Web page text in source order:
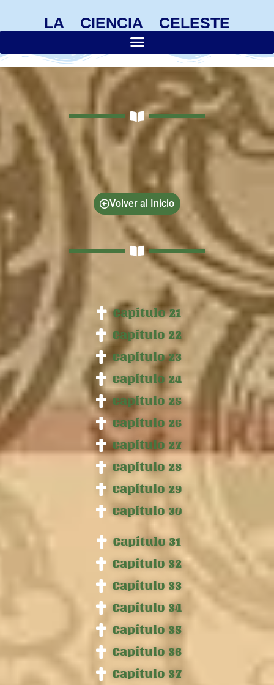
LA CIENCIA CELESTE
Volver al Inicio
Capítulo 21
Capítulo 22
Capítulo 23
Capítulo 24
Capítulo 25
Capítulo 26
Capítulo 27
Capítulo 28
Capítulo 29
Capítulo 30
Capítulo 31
Capítulo 32
Capítulo 33
Capítulo 34
Capítulo 35
Capítulo 36
Capítulo 37